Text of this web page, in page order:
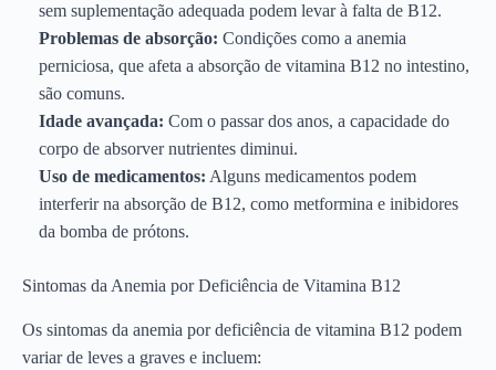
sem suplementação adequada podem levar à falta de B12.
Problemas de absorção: Condições como a anemia
perniciosa, que afeta a absorção de vitamina B12 no intestino,
são comuns.
Idade avançada: Com o passar dos anos, a capacidade do
corpo de absorver nutrientes diminui.
Uso de medicamentos: Alguns medicamentos podem
interferir na absorção de B12, como metformina e inibidores
da bomba de prótons.
Sintomas da Anemia por Deficiência de Vitamina B12
Os sintomas da anemia por deficiência de vitamina B12 podem
variar de leves a graves e incluem: